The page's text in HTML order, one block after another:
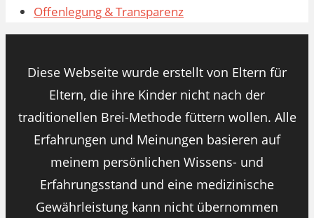
Offenlegung & Transparenz
Diese Webseite wurde erstellt von Eltern für
Eltern, die ihre Kinder nicht nach der
traditionellen Brei-Methode füttern wollen. Alle
Erfahrungen und Meinungen basieren auf
meinem persönlichen Wissens- und
Erfahrungsstand und eine medizinische
Gewährleistung kann nicht übernommen